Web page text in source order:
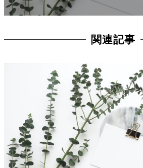
関連記事